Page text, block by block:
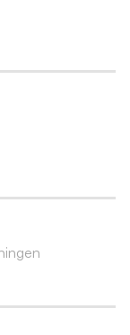
mogelijke